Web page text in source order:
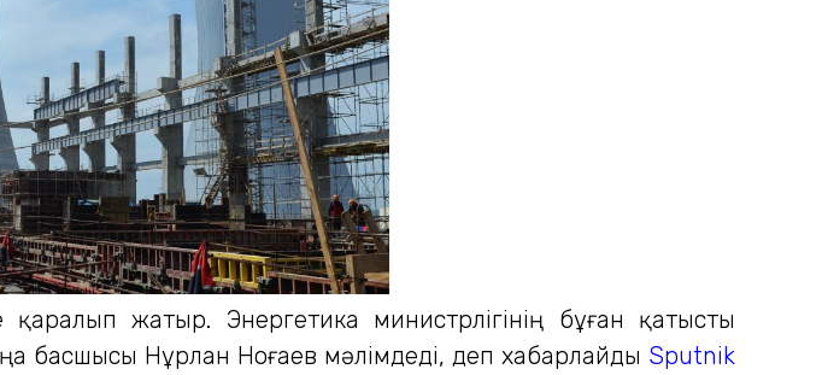
жатыр. Энергетика министрлігінің бұған қатысты
басшысы Нұрлан Ноғаев мәлімдеді, деп хабарлайды Sputnik